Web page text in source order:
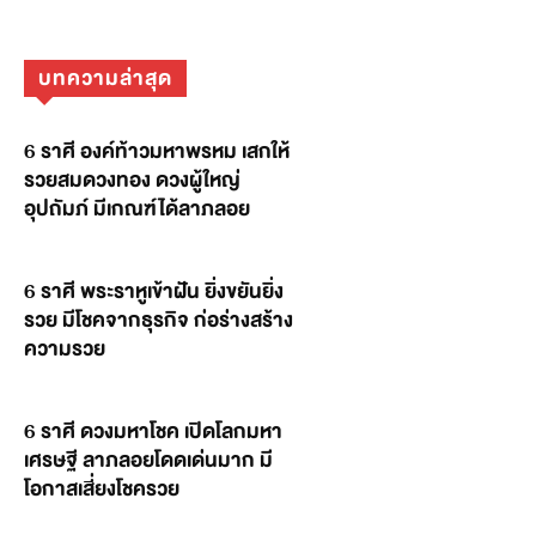
บทความล่าสุด
6 ราศี องค์ท้าวมหาพรหม เสกให้
รวยสมดวงทอง ดวงผู้ใหญ่
อุปถัมภ์ มีเกณฑ์ได้ลาภลอย
6 ราศี พระราหูเข้าฝัน ยิ่งขยันยิ่ง
รวย มีโชคจากธุรกิจ ก่อร่างสร้าง
ความรวย
6 ราศี ดวงมหาโชค เปิดโลกมหา
เศรษฐี ลาภลอยโดดเด่นมาก มี
โอกาสเสี่ยงโชครวย